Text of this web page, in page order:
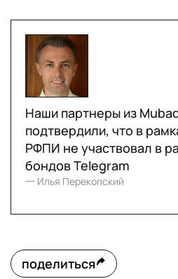
Наши партнеры из
подтвердили, что в
РФПИ не участвовал в
бондов Telegram
一 Илья Перекопский
поделиться